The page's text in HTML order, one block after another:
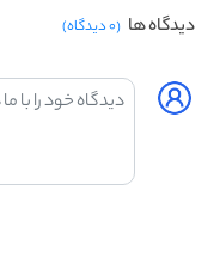
دیدگاه ها (۰ دیدگاه)